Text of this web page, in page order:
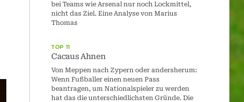
bei Teams wie Arsenal nur noch Lockmittel,
nicht das Ziel. Eine Analyse von Marius
Thomas
TOP 11
Cacaus Ahnen
Von Meppen nach Zypern oder andersherum:
Wenn Fußballer einen neuen Pass
beantragen, um Nationalspieler zu werden
hat das die unterschiedlichsten Gründe. Die